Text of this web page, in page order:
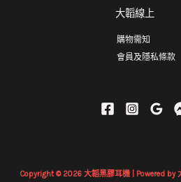
大韜線上
購物需知
會員及隱私條款
Copyright © 2026 大韜黑膠耳機 | Powered by